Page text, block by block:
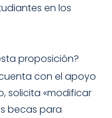
en los
proposición?
con el apoyo
solicita «modificar
becas para